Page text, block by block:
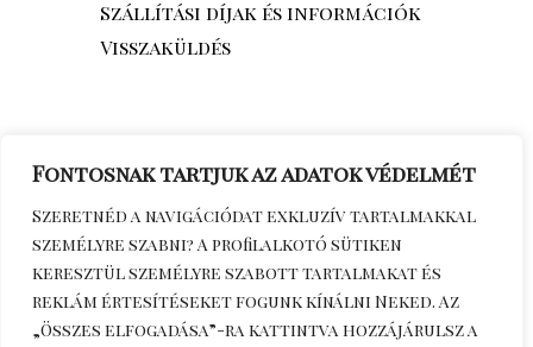
Fontosnak tartjuk az adatok védelmét
Szeretnéd a navigációdat exkluzív tartalmakkal
személyre szabni? A profilalkotó sütiken
keresztül személyre szabott tartalmakat és
reklám értesítéseket fogunk kínálni Neked. Az
„Összes elfogadása”-ra kattintva hozzájárulsz a
Szállítási díjak és információk
Visszaküldés